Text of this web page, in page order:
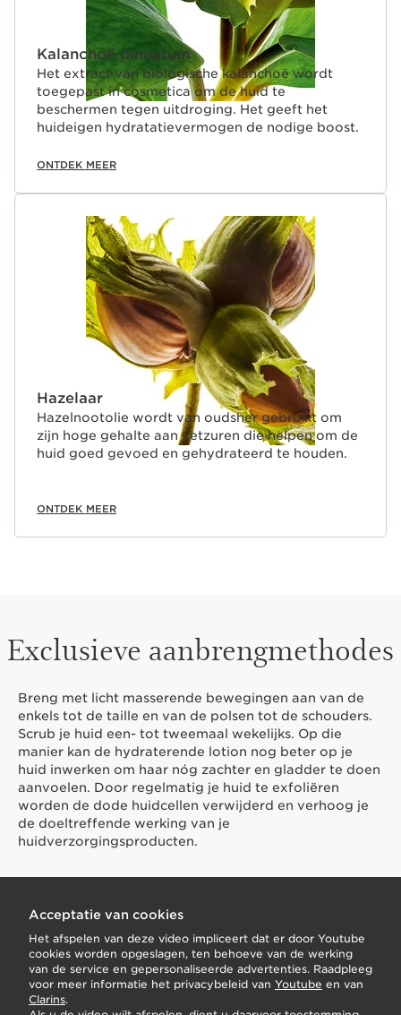
Kalanchoë pinnatum
Het extract van biologische kalanchoë wordt
toegepast in cosmetica om de huid te
beschermen tegen uitdroging. Het geeft het
huideigen hydratatievermogen de nodige boost.
ONTDEK MEER
Hazelaar
Hazelnootolie wordt van oudsher gebruikt om
zijn hoge gehalte aan vetzuren die helpen om de
huid goed gevoed en gehydrateerd te houden.
ONTDEK MEER
Exclusieve aanbrengmethodes
Breng met licht masserende bewegingen aan van de
enkels tot de taille en van de polsen tot de schouders.
Scrub je huid een- tot tweemaal wekelijks. Op die
manier kan de hydraterende lotion nog beter op je
huid inwerken om haar nóg zachter en gladder te doen
aanvoelen. Door regelmatig je huid te exfoliëren
worden de dode huidcellen verwijderd en verhoog je
de doeltreffende werking van je
huidverzorgingsproducten.
Acceptatie van cookies
Het afspelen van deze video impliceert dat er door Youtube
cookies worden opgeslagen, ten behoeve van de werking
van de service en gepersonaliseerde advertenties. Raadpleeg
voor meer informatie het privacybeleid van Youtube en van
Clarins.